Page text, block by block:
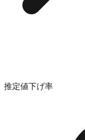
推定値下げ率